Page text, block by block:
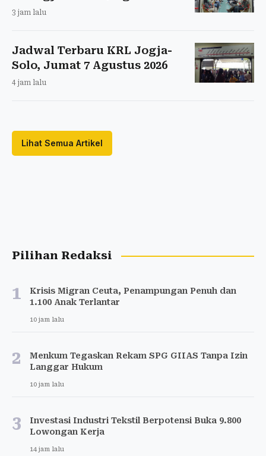
3 jam lalu
Jadwal Terbaru KRL Jogja-
Solo, Jumat 7 Agustus 2026
4 jam lalu
Lihat Semua Artikel
Pilihan Redaksi
1
Krisis Migran Ceuta, Penampungan Penuh dan
1.100 Anak Terlantar
10 jam lalu
2
Menkum Tegaskan Rekam SPG GIIAS Tanpa Izin
Langgar Hukum
10 jam lalu
3
Investasi Industri Tekstil Berpotensi Buka 9.800
Lowongan Kerja
14 jam lalu